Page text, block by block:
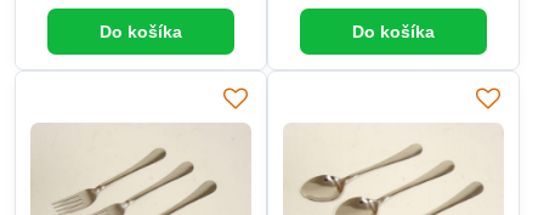
Do košíka Do košíka